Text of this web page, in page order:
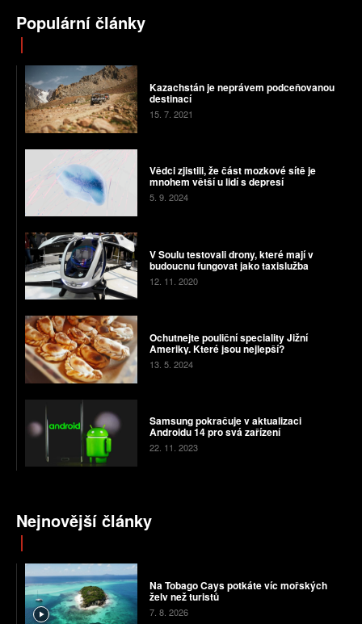
Populární články
Kazachstán je neprávem podceňovanou
destinací
15. 7. 2021
Vědci zjistili, že část mozkové sítě je
mnohem větší u lidí s depresí
5. 9. 2024
V Soulu testovali drony, které mají v
budoucnu fungovat jako taxislužba
12. 11. 2020
Ochutnejte pouliční speciality Jižní
Ameriky. Které jsou nejlepší?
13. 5. 2024
Samsung pokračuje v aktualizaci
Androidu 14 pro svá zařízení
22. 11. 2023
Nejnovější články
Na Tobago Cays potkáte víc mořských
želv než turistů
7. 8. 2026